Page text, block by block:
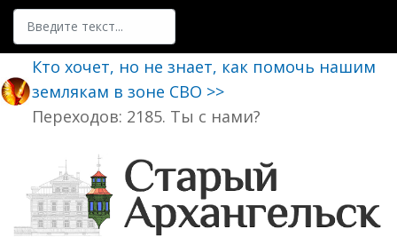
Поиск
Кто хочет, но не знает, как помочь нашим
землякам в зоне СВО >>
Переходов: 2185. Ты с нами?